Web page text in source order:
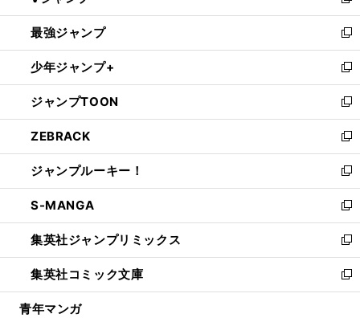
ン
ド
ウ
で
開
く
ウ
ィ
ン
ド
ウ
で
開
く
し
い
ウ
ィ
ン
ド
ウ
で
開
く
最強ジャンプ
新
し
い
ウ
ィ
ン
ド
ウ
で
開
く
少年ジャンプ+
新
し
い
ウ
ィ
ン
ド
ウ
で
開
く
ジャンプTOON
新
し
い
ウ
ィ
ン
ド
ウ
で
開
く
ZEBRACK
新
し
い
ウ
ィ
ン
ド
ウ
で
開
ジャンプルーキー！
新
し
い
ウ
ィ
ン
ド
ウ
S-MANGA
新
し
い
ウ
ィ
ン
集英社ジャンプリミックス
新
し
い
ウ
集英社コミック文庫
新
し
青年マンガ